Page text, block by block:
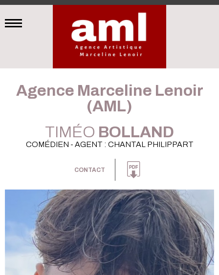
Agence Marceline Lenoir
(AML)
TIMÉO BOLLAND
COMÉDIEN - AGENT : CHANTAL PHILIPPART
CONTACT